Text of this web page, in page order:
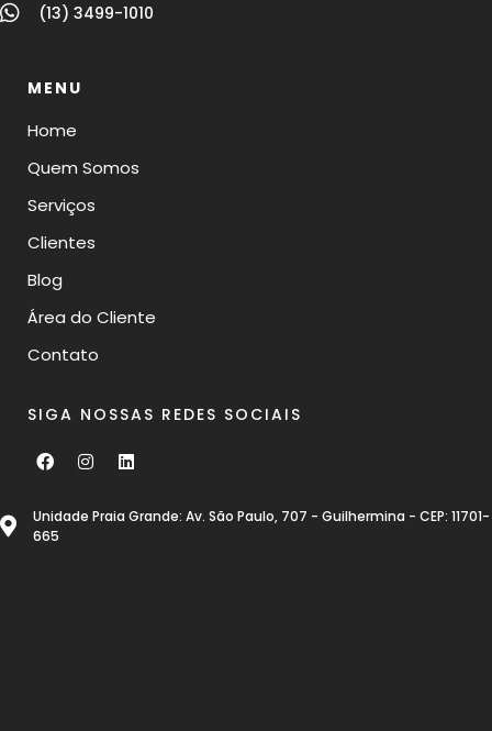
(13) 3499-1010
MENU
Home
Quem Somos
Serviços
Clientes
Blog
Área do Cliente
Contato
SIGA NOSSAS REDES SOCIAIS
Unidade Praia Grande: Av. São Paulo, 707 - Guilhermina - CEP: 11701-
665